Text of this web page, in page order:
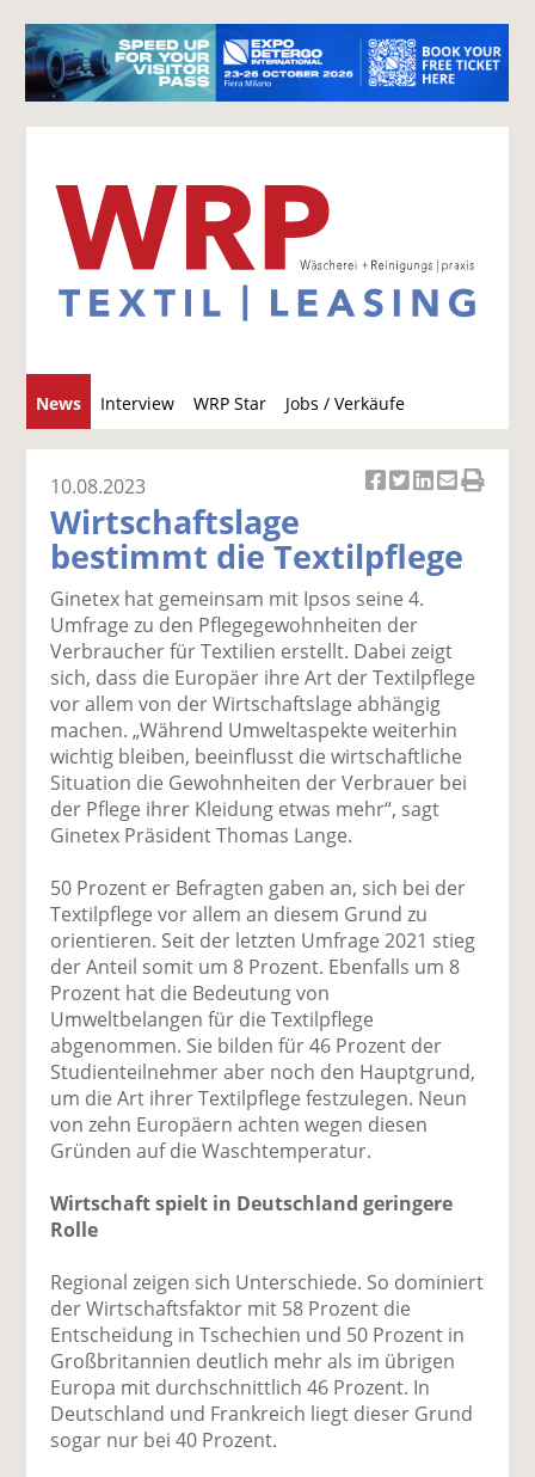
News Interview WRP Star Jobs / Verkäufe
u
c
k
el
a
uf
F
ac
e
b
o
o
k
il
e
n
k
t
wi
tt
er
n
k
el
a
uf
Li
n
k
e
di
n
te
n
k
el
er
E
m
ai
l
v
er
se
d
e
n
k
e
10.08.2023
Wirtschaftslage
bestimmt die Textilpflege
Ginetex hat gemeinsam mit Ipsos seine 4.
Umfrage zu den Pflegegewohnheiten der
Verbraucher für Textilien erstellt. Dabei zeigt
sich, dass die Europäer ihre Art der Textilpflege
vor allem von der Wirtschaftslage abhängig
machen. „Während Umweltaspekte weiterhin
wichtig bleiben, beeinflusst die wirtschaftliche
Situation die Gewohnheiten der Verbrauer bei
der Pflege ihrer Kleidung etwas mehr“, sagt
Ginetex Präsident Thomas Lange.
50 Prozent er Befragten gaben an, sich bei der
Textilpflege vor allem an diesem Grund zu
orientieren. Seit der letzten Umfrage 2021 stieg
der Anteil somit um 8 Prozent. Ebenfalls um 8
Prozent hat die Bedeutung von
Umweltbelangen für die Textilpflege
abgenommen. Sie bilden für 46 Prozent der
Studienteilnehmer aber noch den Hauptgrund,
um die Art ihrer Textilpflege festzulegen. Neun
von zehn Europäern achten wegen diesen
Gründen auf die Waschtemperatur.
Wirtschaft spielt in Deutschland geringere
Rolle
Regional zeigen sich Unterschiede. So dominiert
der Wirtschaftsfaktor mit 58 Prozent die
Entscheidung in Tschechien und 50 Prozent in
Großbritannien deutlich mehr als im übrigen
Europa mit durchschnittlich 46 Prozent. In
Deutschland und Frankreich liegt dieser Grund
sogar nur bei 40 Prozent.